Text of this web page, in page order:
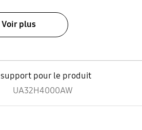
Voir plus
pour le produit
UA32H4000AW